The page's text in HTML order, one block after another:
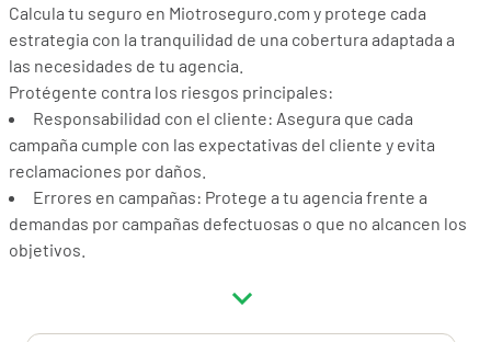
Calcula tu seguro en Miotroseguro.com y protege cada
estrategia con la tranquilidad de una cobertura adaptada a
las necesidades de tu agencia.
Protégente contra los riesgos principales:
Responsabilidad con el cliente: Asegura que cada
campaña cumple con las expectativas del cliente y evita
reclamaciones por daños.
Errores en campañas: Protege a tu agencia frente a
demandas por campañas defectuosas o que no alcancen los
objetivos.
reclamaciones por uso no autorizado de contenido o